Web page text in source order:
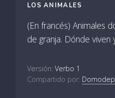
LOS ANIMALES
(En francés) Animales
de granja. Dónde viven
Versión: Verbo 1
Compartido por: Domodep